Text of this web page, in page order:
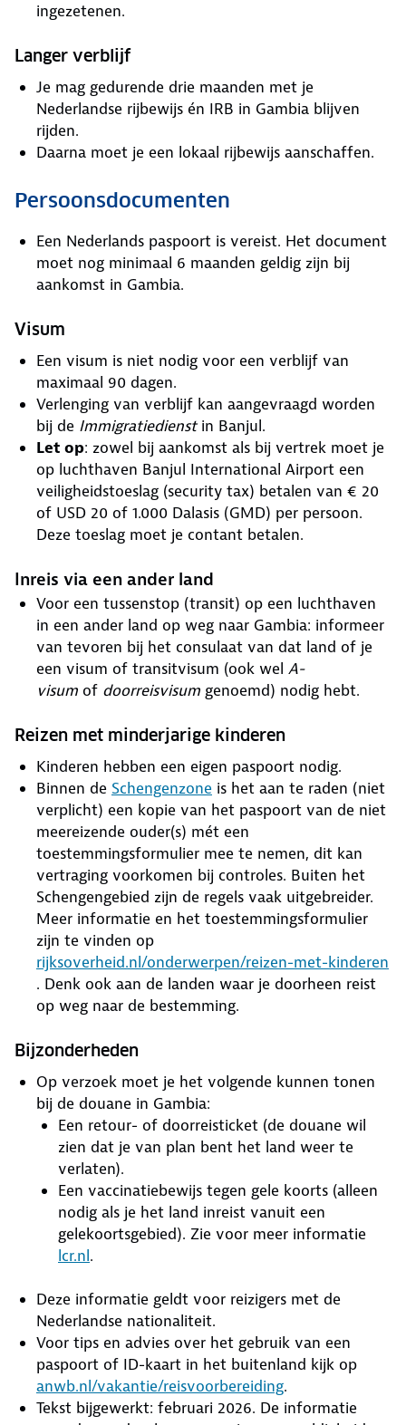
ingezetenen.
Langer verblijf
Je mag gedurende drie maanden met je
Nederlandse rijbewijs én IRB in Gambia blijven
rijden.
Daarna moet je een lokaal rijbewijs aanschaffen.
Persoonsdocumenten
Een Nederlands paspoort is vereist. Het document
moet nog minimaal 6 maanden geldig zijn bij
aankomst in Gambia.
Visum
Een visum is niet nodig voor een verblijf van
maximaal 90 dagen.
Verlenging van verblijf kan aangevraagd worden
bij de Immigratiedienstin Banjul.
Let op: zowel bij aankomst als bij vertrek moet je
op luchthaven Banjul International Airport een
veiligheidstoeslag (security tax) betalen van € 20
of USD 20 of 1.000 Dalasis (GMD) per persoon.
Deze toeslag moet je contant betalen.
Inreis via een ander land
Voor een tussenstop (transit) op een luchthaven
in een ander land op weg naar Gambia: informeer
van tevoren bij het consulaat van dat land of je
een visum of transitvisum (ook wel A-
visum of doorreisvisum genoemd) nodig hebt.
Reizen met minderjarige kinderen
Kinderen hebben een eigen paspoort nodig.
Binnen de Schengenzone is het aan te raden (niet
verplicht) een kopie van het paspoort van de niet
meereizende ouder(s) mét een
toestemmingsformulier mee te nemen, dit kan
vertraging voorkomen bij controles. Buiten het
Schengengebied zijn de regels vaak uitgebreider.
Meer informatie en het toestemmingsformulier
zijn te vinden op
rijksoverheid.nl/onderwerpen/reizen-met-kinderen
. Denk ook aan de landen waar je doorheen reist
op weg naar de bestemming.
Bijzonderheden
Op verzoek moet je het volgende kunnen tonen
bij de douane in Gambia:
Een retour- of doorreisticket (de douane wil
zien dat je van plan bent het land weer te
verlaten).
Een vaccinatiebewijs tegen gele koorts (alleen
nodig als je het land inreist vanuit een
gelekoortsgebied). Zie voor meer informatie
lcr.nl.
Deze informatie geldt voor reizigers met de
Nederlandse nationaliteit.
Voor tips en advies over het gebruik van een
paspoort of ID-kaart in het buitenland kijk op
anwb.nl/vakantie/reisvoorbereiding.
Tekst bijgewerkt: februari 2026. De informatie